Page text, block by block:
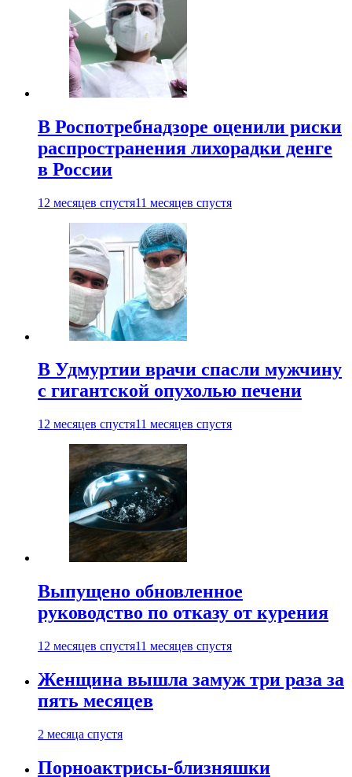
В Роспотребнадзоре оценили риски
распространения лихорадки денге
в России
12 месяцев спустя11 месяцев спустя
В Удмуртии врачи спасли мужчину
с гигантской опухолью печени
12 месяцев спустя11 месяцев спустя
Выпущено обновленное
руководство по отказу от курения
12 месяцев спустя11 месяцев спустя
Женщина вышла замуж три раза за
пять месяцев
2 месяца спустя
Порноактрисы-близняшки